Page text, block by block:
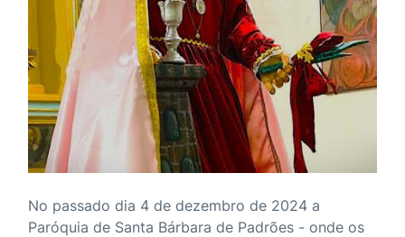
No passado dia 4 de dezembro de 2024 a
Paróquia de Santa Bárbara de Padrões - onde os